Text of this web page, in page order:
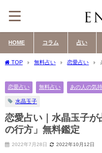
HOME コラム 占い
TOP 無料占い 恋愛占い
恋愛占い 無料占い あの人の気
水晶玉子
恋愛占い｜水晶玉子
の行方」無料鑑定
2022年7月28日 2022年10月12日